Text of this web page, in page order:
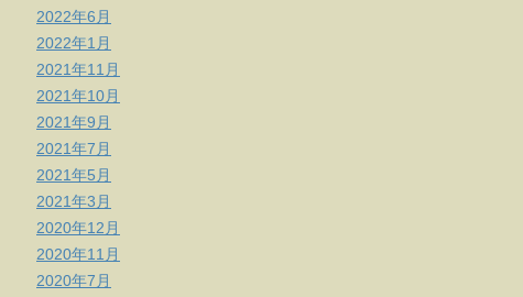
2022年6月
2022年1月
2021年11月
2021年10月
2021年9月
2021年7月
2021年5月
2021年3月
2020年12月
2020年11月
2020年7月